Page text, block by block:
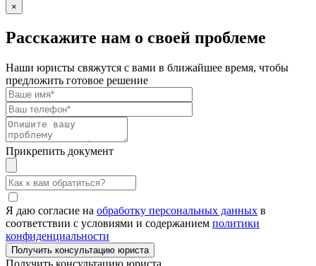
×
Расскажите нам о своей проблеме
Наши юристы свяжутся с вами в ближайшее время, чтобы
предложить готовое решение
Прикрепить документ
Я даю согласие на обработку персональных данных в
соответствии с условиями и содержанием политики
конфиденциальности
Получить консультацию юриста